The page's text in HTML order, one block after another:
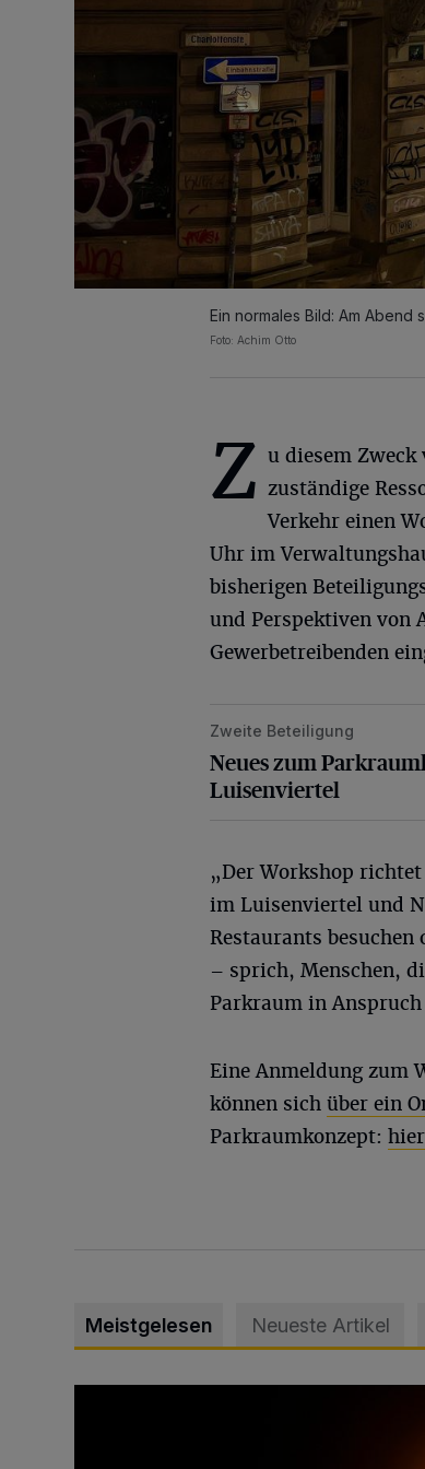
Ein normales Bild: Am
Foto: Achim Otto
Z u diesem
zuständige
Verkehr einen
Uhr im
bisherigen
und Perspektiven von
Gewerbetreibenden
Neues zum
Zweite Beteiligung
Neues zum
Luisenviertel
„Der Workshop
im Luisenviertel und
Restaurants
– sprich, Menschen,
Parkraum in
Eine Anmeldung zum
können sich über ein
Parkraumkonzept:
Meistgelesen Neueste Artikel